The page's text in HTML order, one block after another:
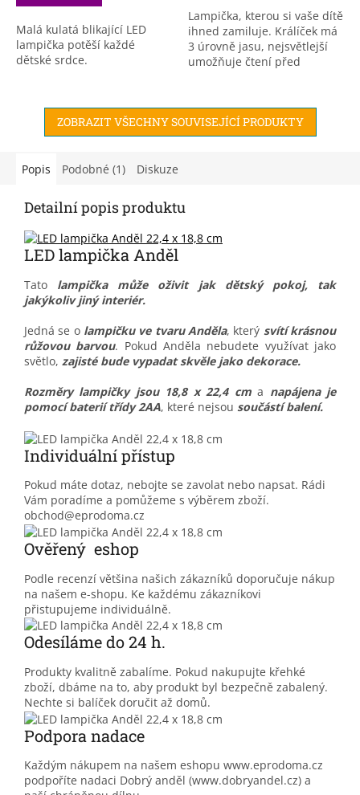
Malá kulatá blikající LED
lampička potěší každé
dětské srdce.
5
hvězdiček.
Lampička, kterou si vaše dítě
ihned zamiluje. Králíček má
3 úrovně jasu, nejsvětlejší
umožňuje čtení před
usínat.
ZOBRAZIT VŠECHNY SOUVISEJÍCÍ PRODUKTY
Popis Podobné (1) Diskuze
Detailní popis produktu
LED lampička Anděl
Tato lampička může oživit jak dětský pokoj, tak
jakýkoliv jiný interiér.
Jedná se o lampičku ve tvaru Anděla, který svítí krásnou
růžovou barvou. Pokud Anděla nebudete využívat jako
světlo, zajisté bude vypadat skvěle jako dekorace.
Rozměry lampičky jsou 18,8 x 22,4 cma napájena je
pomocí baterií třídy 2AA, které nejsou součástí balení.
Individuální přístup
Pokud máte dotaz, nebojte se zavolat nebo napsat. Rádi
Vám poradíme a pomůžeme s výběrem zboží.
obchod@eprodoma.cz
Ověřený eshop
Podle recenzí většina našich zákazníků doporučuje nákup
na našem e-shopu. Ke každému zákazníkovi
přistupujeme individuálně.
Odesíláme do 24 h.
Produkty kvalitně zabalíme. Pokud nakupujte křehké
zboží, dbáme na to, aby produkt byl bezpečně zabalený.
Nechte si balíček doručit až domů.
Podpora nadace
Každým nákupem na našem eshopu www.eprodoma.cz
podpoříte nadaci Dobrý anděl (www.dobryandel.cz) a